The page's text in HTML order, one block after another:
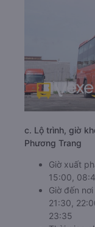
c. Lộ trình, giờ
Phương Trang
Giờ xuất
15:00,